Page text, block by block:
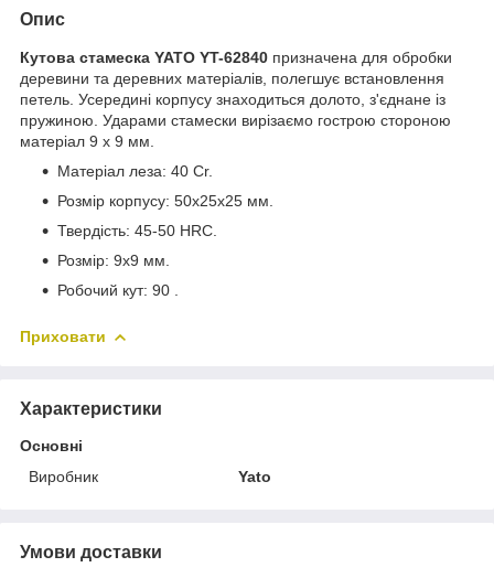
Опис
Кутова стамеска YATO YT-62840 призначена для обробки
деревини та деревних матеріалів, полегшує встановлення
петель. Усередині корпусу знаходиться долото, з'єднане із
пружиною. Ударами стамески вирізаємо гострою стороною
матеріал 9 х 9 мм.
Матеріал леза: 40 Cr.
Розмір корпусу: 50x25x25 мм.
Твердість: 45-50 HRС.
Розмір: 9x9 мм.
Робочий кут: 90 .
Приховати
Характеристики
Основні
Виробник
Yato
Умови доставки